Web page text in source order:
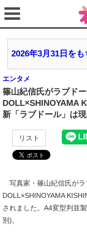
2026年3月31日を
エンタメ
篠山紀信氏がラブド
DOLL×SHINOYAMA
新「ラブドール」は
リスト
写真家・篠山紀信氏がラ
DOLL×SHINOYAMA
されました。A4変型判並
別)。